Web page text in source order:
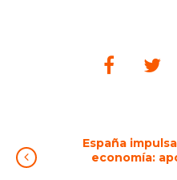
España
economía: